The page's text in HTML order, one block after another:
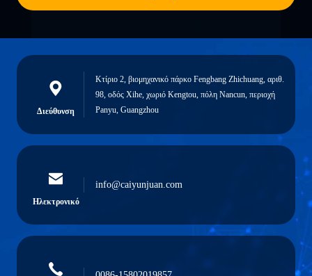
Διεύθυνση
Κτίριο 2, βιομηχανικό πάρκο Fengbang Zhichuang, αριθ.
98, οδός Xihe, χωριό Kengtou, πόλη Nancun, περιοχή
Panyu, Guangzhou
Ηλεκτρονικό
info@caiyunjuan.com